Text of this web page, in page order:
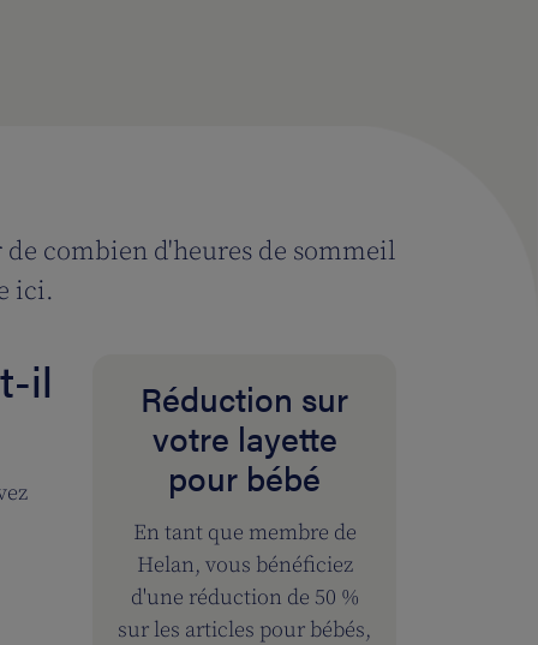
combien d'heures de sommeil
ici.
il
Réduction sur
votre layette
pour bébé
En tant que membre de
Helan, vous bénéficiez
d'une réduction de 50 %
sur les articles pour bébés,